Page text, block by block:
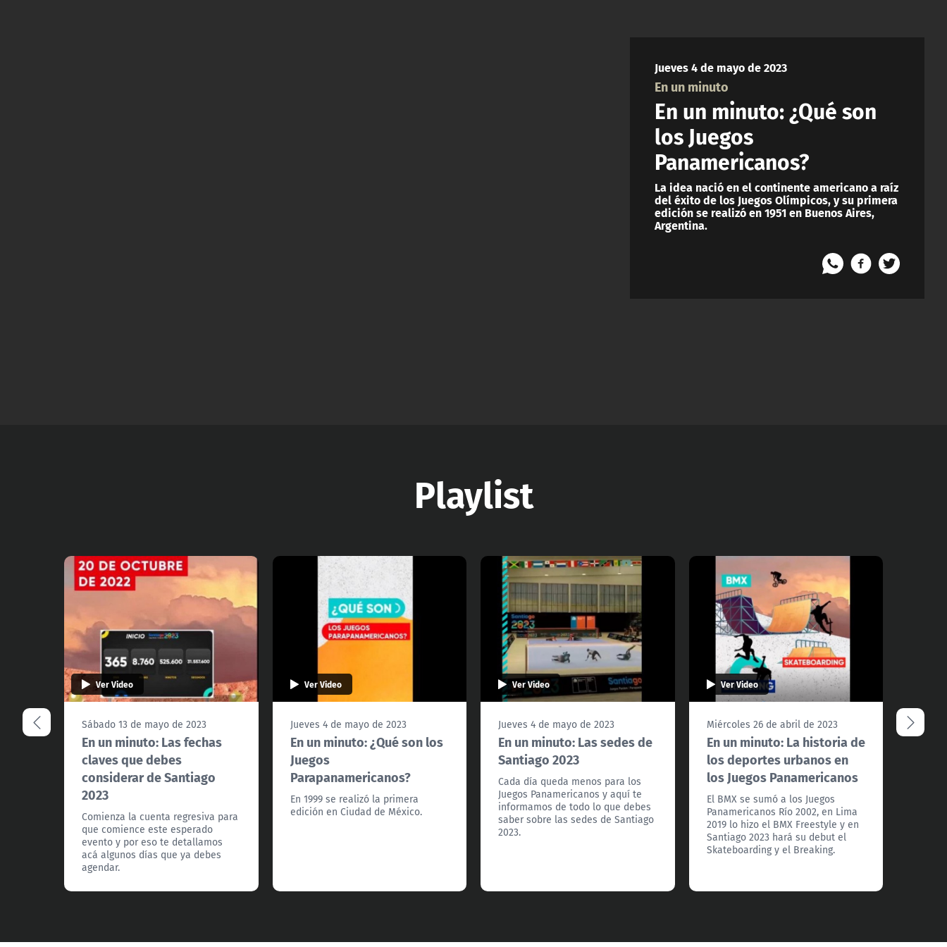
Jueves 4 de mayo de 2023
En un minuto
En un minuto: ¿Qué son
los Juegos
Panamericanos?
La idea nació en el continente americano a raíz
del éxito de los Juegos Olímpicos, y su primera
edición se realizó en 1951 en Buenos Aires,
Argentina.
Playlist
Ver Video
Sábado 13 de mayo de 2023
En un minuto: Las fechas
claves que debes
considerar de Santiago
2023
Comienza la cuenta regresiva para
que comience este esperado
evento y por eso te detallamos
acá algunos días que ya debes
agendar.
Ver Video
Jueves 4 de mayo de 2023
En un minuto: ¿Qué son los
Juegos
Parapanamericanos?
En 1999 se realizó la primera
edición en Ciudad de México.
Ver Video
Jueves 4 de mayo de 2023
En un minuto: Las sedes de
Santiago 2023
Cada día queda menos para los
Juegos Panamericanos y aquí te
informamos de todo lo que debes
saber sobre las sedes de Santiago
2023.
Ver Video
Miércoles 26 de abril de 2023
En un minuto: La historia de
los deportes urbanos en
los Juegos Panamericanos
El BMX se sumó a los Juegos
Panamericanos Río 2002, en Lima
2019 lo hizo el BMX Freestyle y en
Santiago 2023 hará su debut el
Skateboarding y el Breaking.
En